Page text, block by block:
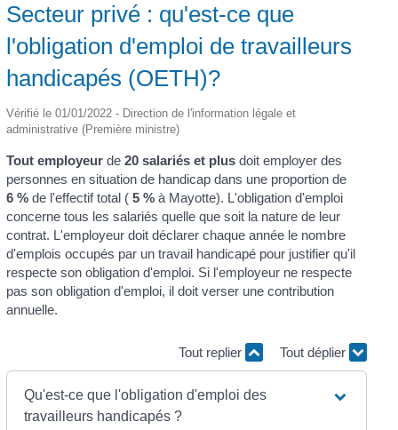
Secteur privé : qu'est-ce que
l'obligation d'emploi de travailleurs
handicapés (OETH)?
Vérifié le 01/01/2022 - Direction de l'information légale et
administrative (Première ministre)
Tout employeur de20 salariés et plus doit employer des
personnes en situation de handicap dans une proportion de
6 % de l'effectif total (5 % à Mayotte). L'obligation d'emploi
concerne tous les salariés quelle que soit la nature de leur
contrat. L'employeur doit déclarer chaque année le nombre
d'emplois occupés par un travail handicapé pour justifier qu'il
respecte son obligation d'emploi. Si l'employeur ne respecte
pas son obligation d'emploi, il doit verser une contribution
annuelle.
Tout replier Tout déplier
Qu'est-ce que l'obligation d'emploi des
travailleurs handicapés ?